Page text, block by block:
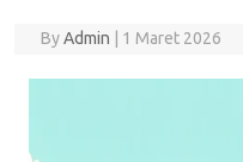
ByAdmin 1 Maret 2026